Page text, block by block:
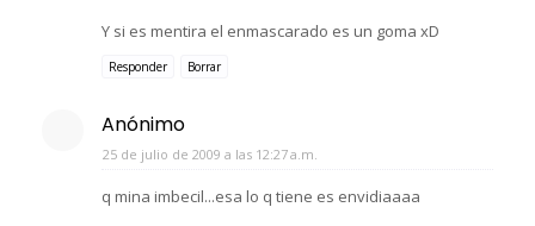
Y si es mentira el enmascarado es un goma xD
Responder Borrar
Anónimo
25 de julio de 2009 a las 12:27 a.m.
q mina imbecil...esa lo q tiene es envidiaaaa